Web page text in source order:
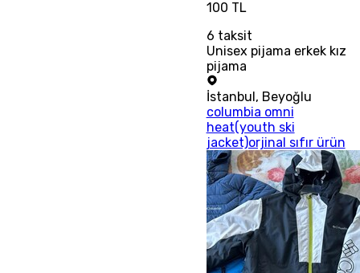
100 TL
6 taksit
Unisex pijama erkek kız
pijama
İstanbul, Beyoğlu
columbia omni
heat(youth ski
jacket)orjinal sıfır ürün